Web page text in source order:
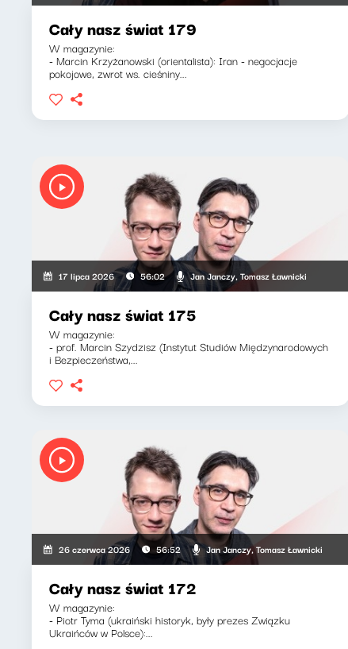
Cały nasz świat 179
W magazynie:
- Marcin Krzyżanowski (orientalista): Iran - negocjacje
pokojowe, zwrot ws. cieśniny...
17 lipca 2026 56:02 Jan Janczy, Tomasz Ławnicki
Cały nasz świat 175
W magazynie:
- prof. Marcin Szydzisz (Instytut Studiów Międzynarodowych
i Bezpieczeństwa,...
26 czerwca 2026 56:52 Jan Janczy, Tomasz Ławnicki
Cały nasz świat 172
W magazynie:
- Piotr Tyma (ukraiński historyk, były prezes Związku
Ukraińców w Polsce):...